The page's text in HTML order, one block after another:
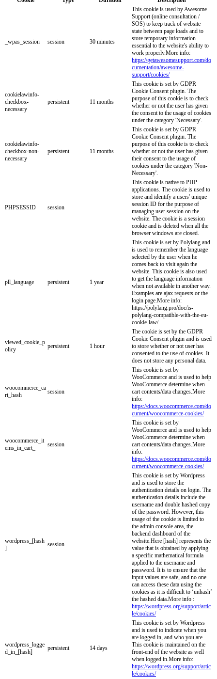
_wpas_session session 30 minutes
This cookie is used by Awesome
Support (online consultation /
SOS) to keep track of website
state between page loads and to
store temporary information
essential to the website's ability to
work properly.More info:
https://getawesomesupport.com/do
cumentation/awesome-
support/cookies/
cookielawinfo-
checkbox-
necessary
persistent 11 months
This cookie is set by GDPR
Cookie Consent plugin. The
purpose of this cookie is to check
whether or not the user has given
the consent to the usage of cookies
under the category 'Necessary'.
cookielawinfo-
checkbox-non-
necessary
persistent 11 months
This cookie is set by GDPR
Cookie Consent plugin. The
purpose of this cookie is to check
whether or not the user has given
their consent to the usage of
cookies under the category 'Non-
Necessary'.
PHPSESSID session
This cookie is native to PHP
applications. The cookie is used to
store and identify a users' unique
session ID for the purpose of
managing user session on the
website. The cookie is a session
cookie and is deleted when all the
browser windows are closed.
pll_language persistent 1 year
This cookie is set by Polylang and
is used to remember the language
selected by the user when he
comes back to visit again the
website. This cookie is also used
to get the language information
when not available in another way.
Examples are ajax requests or the
login page.More info:
https://polylang.pro/doc/is-
polylang-compatible-with-the-eu-
cookie-law/
viewed_cookie_p
olicy
persistent 1 hour
The cookie is set by the GDPR
Cookie Consent plugin and is used
to store whether or not user has
consented to the use of cookies. It
does not store any personal data.
woocommerce_ca
rt_hash
session
This cookie is set by
WooCommerce and is used to help
WooCommerce determine when
cart contents/data changes.More
info:
https://docs.woocommerce.com/do
cument/woocommerce-cookies/
woocommerce_it
ems_in_cart_
session
This cookie is set by
WooCommerce and is used to help
WooCommerce determine when
cart contents/data changes.More
info:
https://docs.woocommerce.com/do
cument/woocommerce-cookies/
wordpress_[hash
]
session
This cookie is set by Wordpress
and is used to store the
authentication details on login. The
authentication details include the
username and double hashed copy
of the password. However, this
usage of the cookie is limited to
the admin console area, the
backend dashboard of the
website.Here [hash] represents the
value that is obtained by applying
a specific mathematical formula
applied to the username and
password. It is to ensure that the
input values are safe, and no one
can access these data using the
cookies as it is difficult to ‘unhash’
the hashed data.More info :
https://wordpress.org/support/artic
le/cookies/
wordpress_logge
d_in_[hash]
persistent 14 days
This cookie is set by Wordpress
and is used to indicate when you
are logged in, and who you are.
This cookie is maintained on the
front-end of the website as well
when logged in.More info:
https://wordpress.org/support/artic
le/cookies/